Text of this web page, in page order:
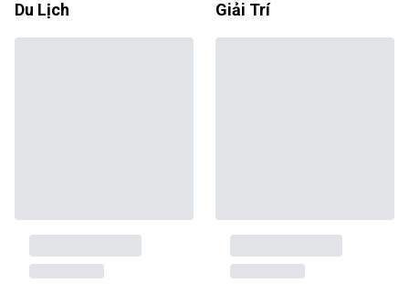
Du Lịch Giải Trí